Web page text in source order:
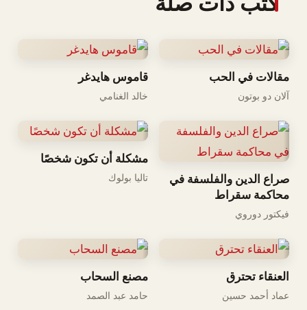
مقالات في الحب
آلان دو بوتون
قاموس هايدغر
خالد الغنامي
صراع الدين والفلسفة في
محاكمة سقراط
فيكتور دوروي
مشكلة أن تكون شخصًا
تاليا بولوك
العنقاء تحترق
عماد أحمد حسين
مصنع السحاب
حامد عبد الصمد